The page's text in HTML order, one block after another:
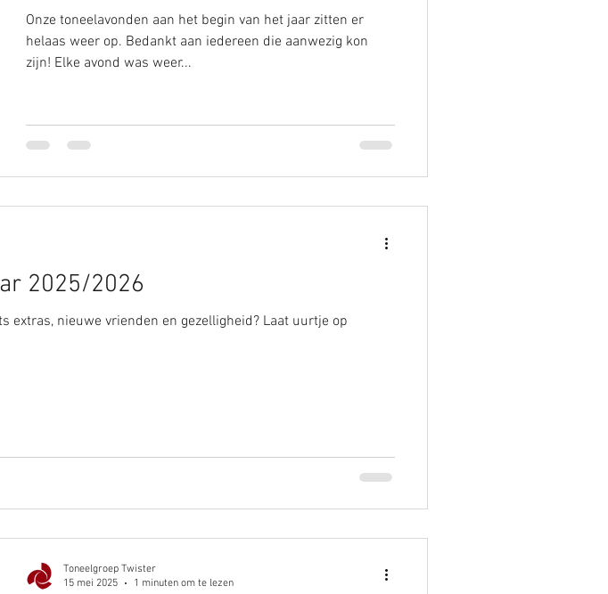
Onze toneelavonden aan het begin van het jaar zitten er
helaas weer op. Bedankt aan iedereen die aanwezig kon
zijn! Elke avond was weer...
2025/2026
extras, nieuwe vrienden en gezelligheid? Laat uurtje op
Toneelgroep Twister
15 mei 2025
1 minuten om te lezen